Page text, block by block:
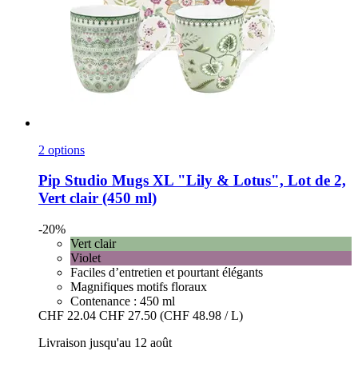
2 options
Pip Studio Mugs XL "Lily & Lotus", Lot de 2,
Vert clair (450 ml)
-20%
Vert clair
Violet
Faciles d’entretien et pourtant élégants
Magnifiques motifs floraux
Contenance : 450 ml
CHF 22.04 CHF 27.50 (CHF 48.98 / L)
Livraison jusqu'au 12 août